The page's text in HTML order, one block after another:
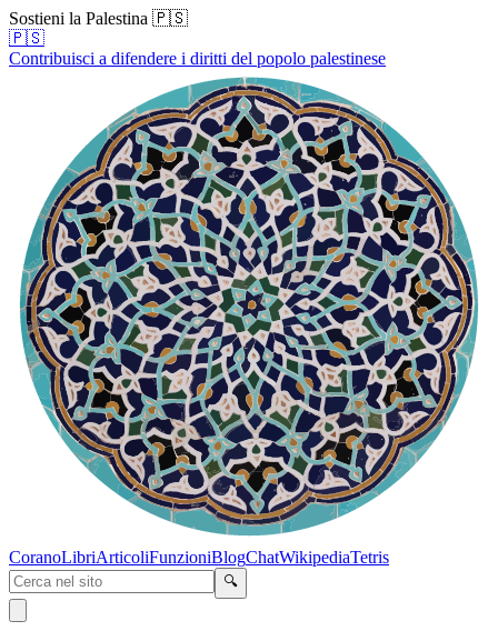
Sostieni la Palestina 🇵🇸
🇵🇸
Contribuisci a difendere i diritti del popolo palestinese
CoranoLibriArticoliFunzioniBlogChatWikipediaTetris
🔍